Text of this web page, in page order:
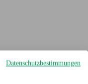
Datenschutzbestimmungen